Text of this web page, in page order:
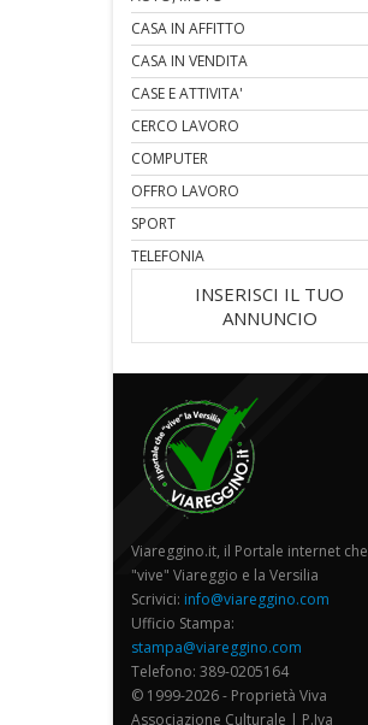
CASA IN AFFITTO
CASA IN VENDITA
CASE E ATTIVITA'
CERCO LAVORO
COMPUTER
OFFRO LAVORO
SPORT
TELEFONIA
INSERISCI IL TUO
ANNUNCIO
Viareggino.it, il Portale internet che
"vive" Viareggio e la Versilia
Scrivici: info@viareggino.com
Ufficio Stampa:
stampa@viareggino.com
Telefono: 389-0205164
© 1999-2026 - Proprietà Viva
Associazione Culturale | P.Iva